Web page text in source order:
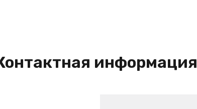
информация